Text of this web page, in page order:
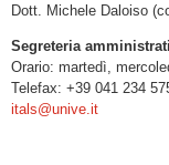
Dott. Michele Daloiso
Segreteria
Orario: martedì,
Telefax: +39 041 234
itals@unive.it